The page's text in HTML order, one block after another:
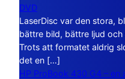
DVD
LaserDisc var den stora,
bättre bild, bättre ljud
Trots att formatet aldrig
det en […]
HP ProBook 430 G4 –